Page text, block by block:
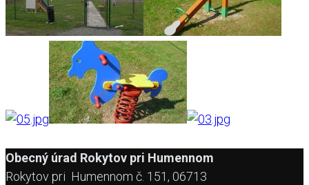
AdmirorGallery 5.2.0 , author/sVasiljevski & Kekeljevic.
Obecný úrad Rokytov pri Humennom
Rokytov pri Humennom č. 151, 06713